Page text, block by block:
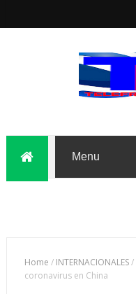
Home / INTERNACIONALES/
coronavirus en China